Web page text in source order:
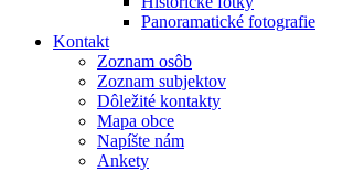
Panoramatické fotografie
Kontakt
Zoznam osôb
Zoznam subjektov
Dôležité kontakty
Mapa obce
Napíšte nám
Ankety